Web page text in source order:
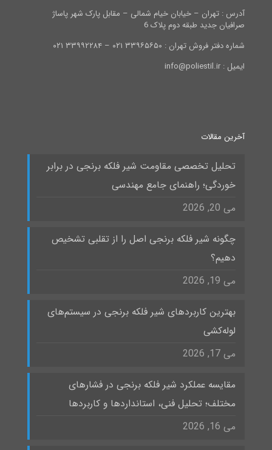
آدرس : تهران – خیابان خیام شمالی – مقابل پارک شهر پاساژ
صرافیان جدید طبقه دوم پلاک 6
شماره دفتر فروش تهران : ۳۳۹۶۵۶۵۰ ۰۲۱ – ۳۳۹۹۲۲۸۴ ۰۲۱
ایمیل : info@poliestil.ir
آخرین مقالات
تحلیل تخصصی مقاومت شیر فلکه برنجی در برابر
خوردگی؛ راهنمای جامع مهندسی
می 20, 2026
چگونه شیر فلکه برنجی اصل را از تقلبی تشخیص
دهیم؟
می 19, 2026
بهترین کاربردهای شیر فلکه برنجی در سیستم‌های
لوله‌کشی
می 17, 2026
مقایسه عملکرد شیر فلکه برنجی در فشارهای
مختلف؛ تحلیل فنی، استانداردها و کاربردها
می 16, 2026